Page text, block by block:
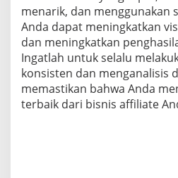
menarik, dan menggunakan
Anda dapat meningkatkan
dan meningkatkan
Ingatlah untuk selalu
konsisten dan menganalisis
memastikan bahwa Anda
terbaik dari bisnis affiliate